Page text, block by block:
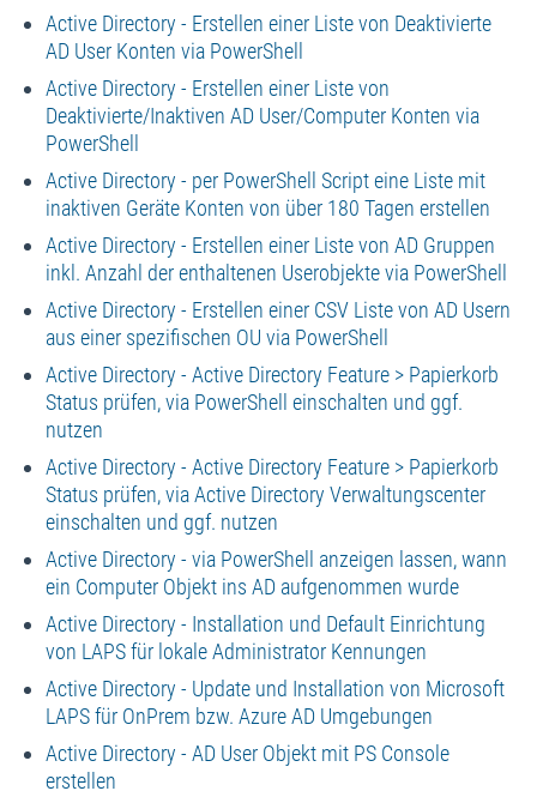
Active Directory - Erstellen einer Liste von Deaktivierte
AD User Konten via PowerShell
Active Directory - Erstellen einer Liste von
Deaktivierte/Inaktiven AD User/Computer Konten via
PowerShell
Active Directory - per PowerShell Script eine Liste mit
inaktiven Geräte Konten von über 180 Tagen erstellen
Active Directory - Erstellen einer Liste von AD Gruppen
inkl. Anzahl der enthaltenen Userobjekte via PowerShell
Active Directory - Erstellen einer CSV Liste von AD Usern
aus einer spezifischen OU via PowerShell
Active Directory - Active Directory Feature > Papierkorb
Status prüfen, via PowerShell einschalten und ggf.
nutzen
Active Directory - Active Directory Feature > Papierkorb
Status prüfen, via Active Directory Verwaltungscenter
einschalten und ggf. nutzen
Active Directory - via PowerShell anzeigen lassen, wann
ein Computer Objekt ins AD aufgenommen wurde
Active Directory - Installation und Default Einrichtung
von LAPS für lokale Administrator Kennungen
Active Directory - Update und Installation von Microsoft
LAPS für OnPrem bzw. Azure AD Umgebungen
Active Directory - AD User Objekt mit PS Console
erstellen